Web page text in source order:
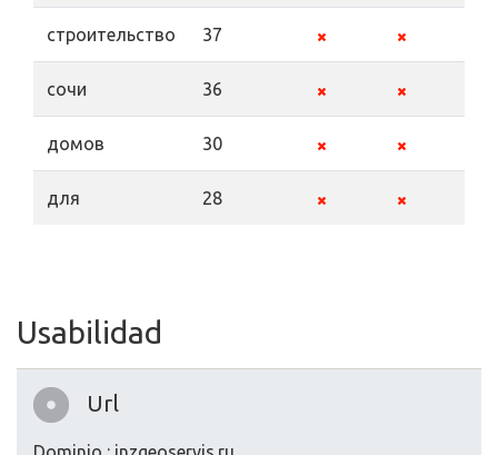
строительство 37
сочи 36
домов 30
для 28
Usabilidad
Url